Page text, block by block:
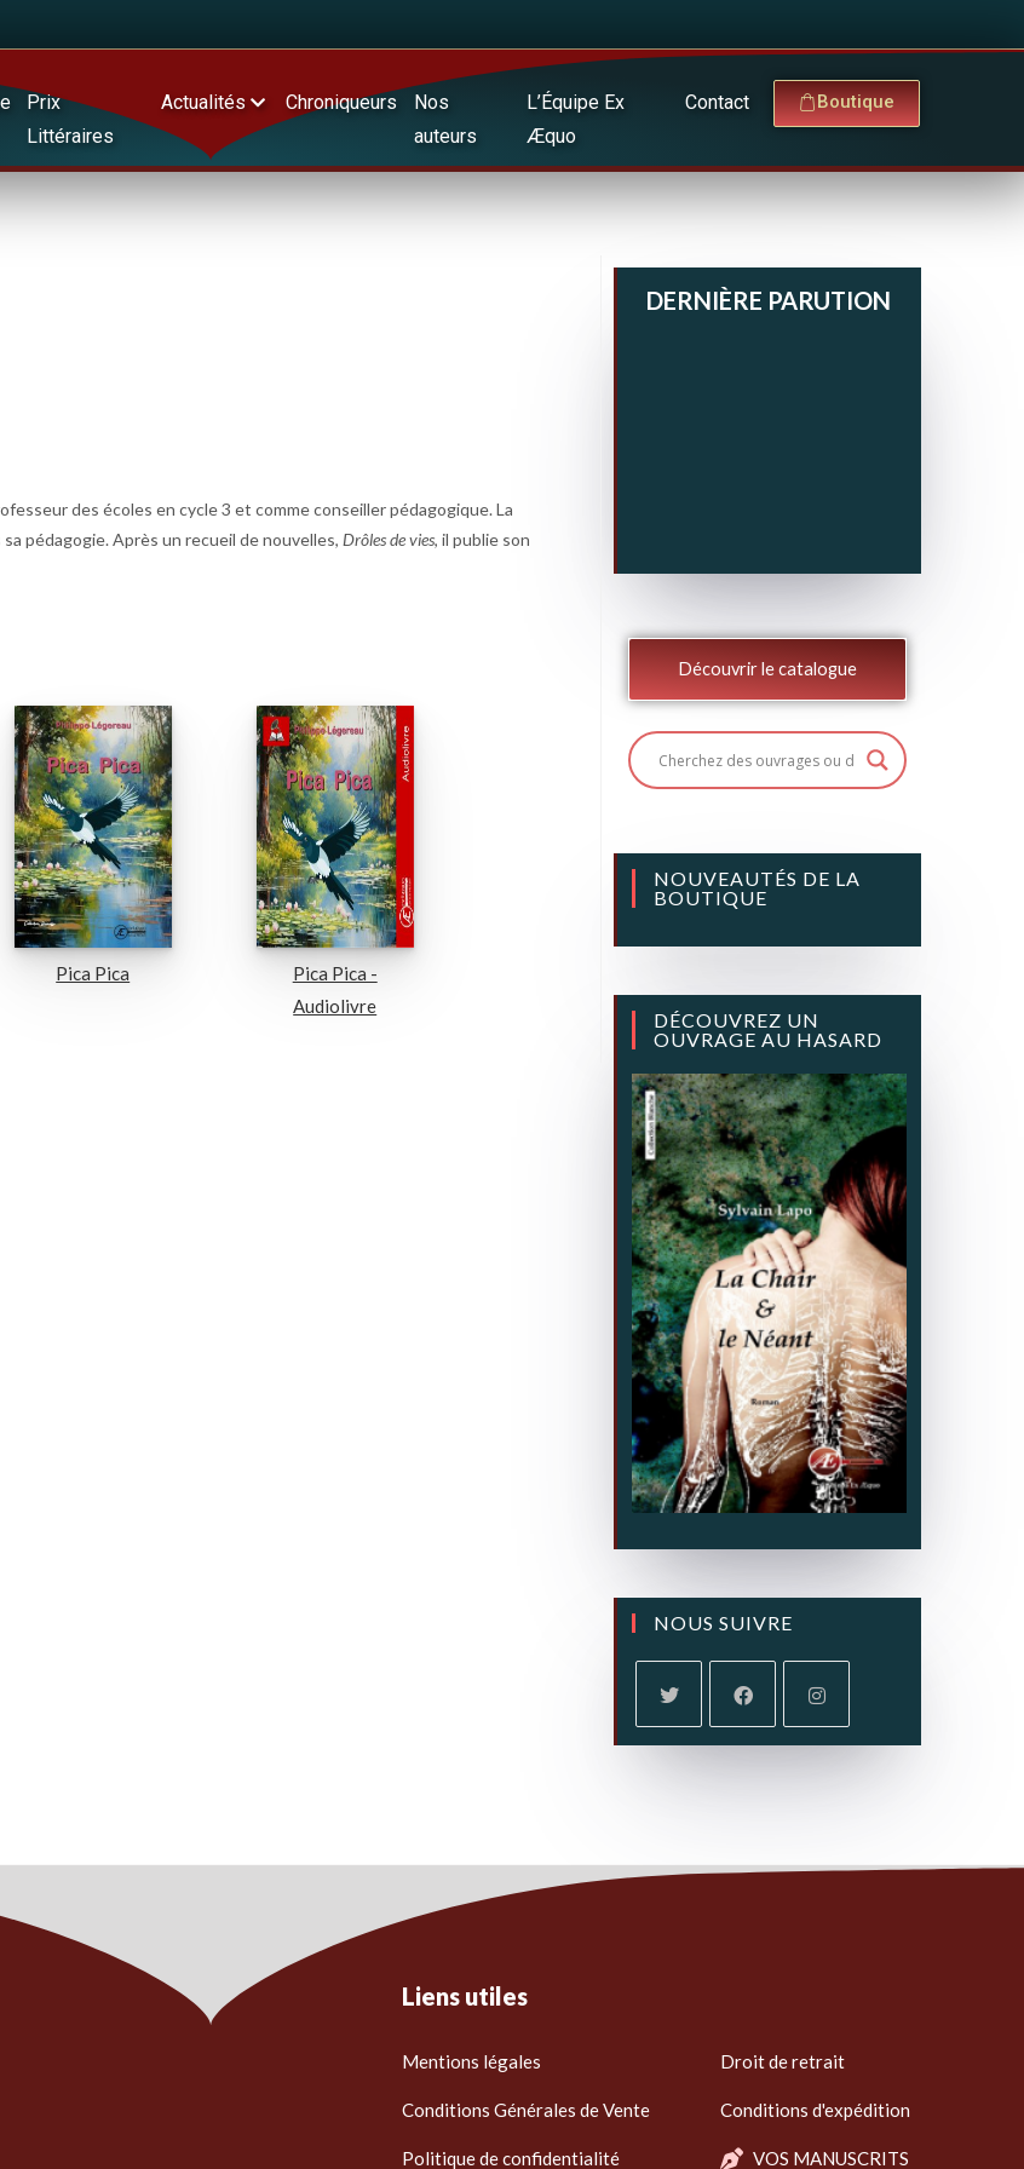
Prix
Littéraires
Actualités Chroniqueurs
Nos
auteurs
L’Équipe Ex
Æquo
Contact Boutique
des écoles en cycle 3 et comme conseiller pédagogique. La
pédagogie. Après un recueil de nouvelles, Drôles de vies, il publie son
Pica Pica
Pica Pica -
Audiolivre
DERNIÈRE PARUTION
Découvrir le catalogue
NOUVEAUTÉS DE LA
BOUTIQUE
DÉCOUVREZ UN
OUVRAGE AU HASARD
NOUS SUIVRE
Liens utiles
Mentions légales
Conditions Générales de Vente
Politique de confidentialité
Droit de retrait
Conditions d'expédition
VOS MANUSCRITS